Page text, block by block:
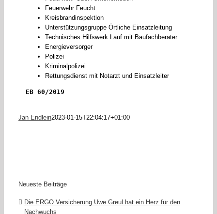
Feuerwehr Feucht
Kreisbrandinspektion
Unterstützungsgruppe Örtliche Einsatzleitung
Technisches Hilfswerk Lauf mit Baufachberater
Energieversorger
Polizei
Kriminalpolizei
Rettungsdienst mit Notarzt und Einsatzleiter
EB 60/2019
Jan Endlein2023-01-15T22:04:17+01:00
Neueste Beiträge
Die ERGO Versicherung Uwe Greul hat ein Herz für den
Nachwuchs